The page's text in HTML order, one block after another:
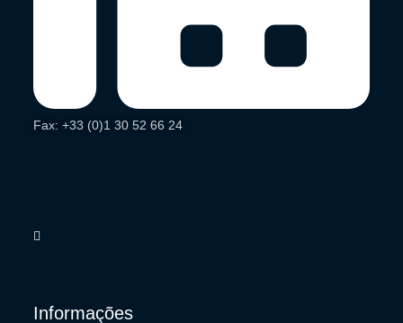
Fax: +33 (0)1 30 52 66 24
Informações